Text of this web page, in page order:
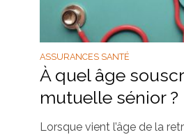
ASSURANCES SANTÉ
À quel âge
mutuelle sénior ?
Lorsque vient l’âge de la